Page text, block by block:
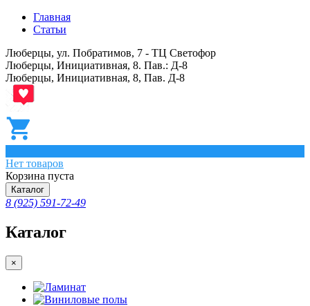
Главная
Статьи
Люберцы, ул. Побратимов, 7 - ТЦ Светофор
Люберцы, Инициативная, 8. Пав.: Д-8
Люберцы, Инициативная, 8, Пав. Д-8
Нет товаров
Корзина пуста
Каталог
8 (925) 591-72-49
Каталог
×
Ламинат
Виниловые полы